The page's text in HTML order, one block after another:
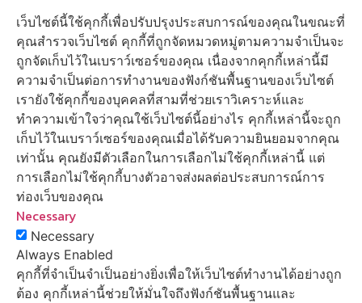
เว็บไซต์นี้ใช้คุกกี้เพื่อปรับปรุงประสบการณ์ของคุณในขณะที่
คุณสำรวจเว็บไซต์ คุกกี้ที่ถูกจัดหมวดหมู่ตามความจำเป็นจะ
ถูกจัดเก็บไว้ในเบราว์เซอร์ของคุณ เนื่องจากคุกกี้เหล่านี้มี
ความจำเป็นต่อการทำงานของฟังก์ชันพื้นฐานของเว็บไซต์
เรายังใช้คุกกี้ของบุคคลที่สามที่ช่วยเราวิเคราะห์และ
ทำความเข้าใจว่าคุณใช้เว็บไซต์นี้อย่างไร คุกกี้เหล่านี้จะถูก
เก็บไว้ในเบราว์เซอร์ของคุณเมื่อได้รับความยินยอมจากคุณ
เท่านั้น คุณยังมีตัวเลือกในการเลือกไม่ใช้คุกกี้เหล่านี้ แต่
การเลือกไม่ใช้คุกกี้บางตัวอาจส่งผลต่อประสบการณ์การ
ท่องเว็บของคุณ
Necessary
Necessary
Always Enabled
คุกกี้ที่จำเป็นจำเป็นอย่างยิ่งเพื่อให้เว็บไซต์ทำงานได้อย่างถูก
ต้อง คุกกี้เหล่านี้ช่วยให้มั่นใจถึงฟังก์ชันพื้นฐานและ